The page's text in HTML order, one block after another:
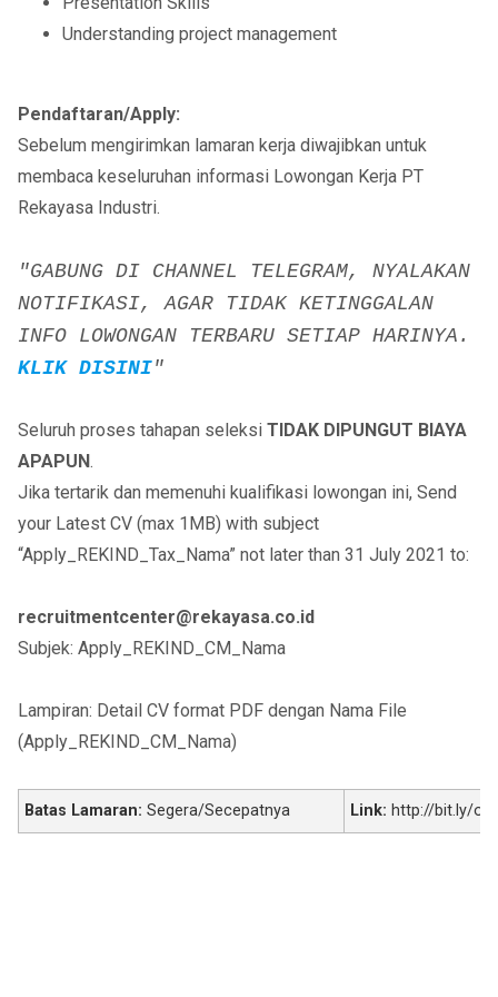
Understanding project management
Pendaftaran/Apply:
Sebelum mengirimkan lamaran kerja diwajibkan untuk
membaca keseluruhan informasi Lowongan Kerja PT
Rekayasa Industri.
"GABUNG DI CHANNEL TELEGRAM, NYALAKAN
NOTIFIKASI, AGAR TIDAK KETINGGALAN
INFO LOWONGAN TERBARU SETIAP HARINYA.
KLIK DISINI"
Seluruh proses tahapan seleksi TIDAK DIPUNGUT BIAYA
APAPUN.
Jika tertarik dan memenuhi kualifikasi lowongan ini, Send
your Latest CV (max 1MB) with subject
“Apply_REKIND_Tax_Nama” not later than 31 July 2021 to:
recruitmentcenter@rekayasa.co.id
Subjek: Apply_REKIND_CM_Nama
Lampiran: Detail CV format PDF dengan Nama File
(Apply_REKIND_CM_Nama)
Batas Lamaran: Segera/Secepatnya Link: http://bit.ly/